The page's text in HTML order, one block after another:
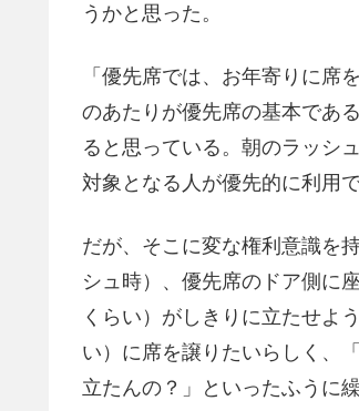
うかと思った。
「優先席では、お年寄りに席
のあたりが優先席の基本であ
ると思っている。朝のラッシ
対象となる人が優先的に利用
だが、そこに変な権利意識を
シュ時）、優先席のドア側に
くらい）がしきりに立たせよ
い）に席を譲りたいらしく、
立たんの？」といったふうに